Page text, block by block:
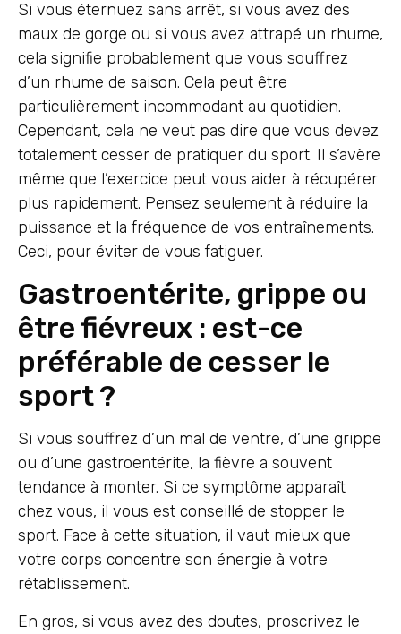
Si vous éternuez sans arrêt, si vous avez des
maux de gorge ou si vous avez attrapé un rhume,
cela signifie probablement que vous souffrez
d’un rhume de saison. Cela peut être
particulièrement incommodant au quotidien.
Cependant, cela ne veut pas dire que vous devez
totalement cesser de pratiquer du sport. Il s’avère
même que l’exercice peut vous aider à récupérer
plus rapidement. Pensez seulement à réduire la
puissance et la fréquence de vos entraînements.
Ceci, pour éviter de vous fatiguer.
Gastroentérite, grippe ou
être fiévreux : est-ce
préférable de cesser le
sport ?
Si vous souffrez d’un mal de ventre, d’une grippe
ou d’une gastroentérite, la fièvre a souvent
tendance à monter. Si ce symptôme apparaît
chez vous, il vous est conseillé de stopper le
sport. Face à cette situation, il vaut mieux que
votre corps concentre son énergie à votre
rétablissement.
En gros, si vous avez des doutes, proscrivez le